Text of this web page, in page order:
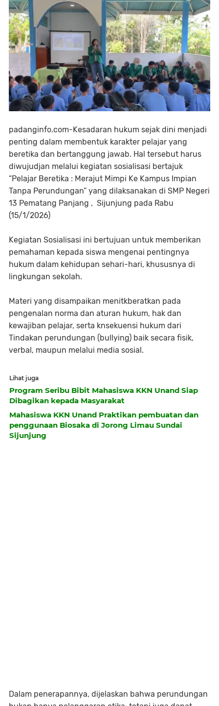
padanginfo.com-Kesadaran hukum sejak dini menjadi
penting dalam membentuk karakter pelajar yang
beretika dan bertanggung jawab. Hal tersebut harus
diwujudjan melalui kegiatan sosialisasi bertajuk
“Pelajar Beretika : Merajut Mimpi Ke Kampus Impian
Tanpa Perundungan” yang dilaksanakan di SMP Negeri
13 Pematang Panjang , Sijunjung pada Rabu
(15/1/2026)
Kegiatan Sosialisasi ini bertujuan untuk memberikan
pemahaman kepada siswa mengenai pentingnya
hukum dalam kehidupan sehari-hari, khususnya di
lingkungan sekolah.
Materi yang disampaikan menitkberatkan pada
pengenalan norma dan aturan hukum, hak dan
kewajiban pelajar, serta knsekuensi hukum dari
Tindakan perundungan (bullying) baik secara fisik,
verbal, maupun melalui media sosial.
Lihat juga
Program Seribu Bibit Mahasiswa KKN Unand Siap
Dibagikan kepada Masyarakat
Mahasiswa KKN Unand Praktikan pembuatan dan
penggunaan Biosaka di Jorong Limau Sundai
Sijunjung
Dalam penerapannya, dijelaskan bahwa perundungan